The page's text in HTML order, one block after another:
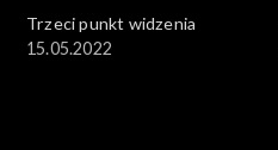
Trzeci punkt widzenia
15.05.2022